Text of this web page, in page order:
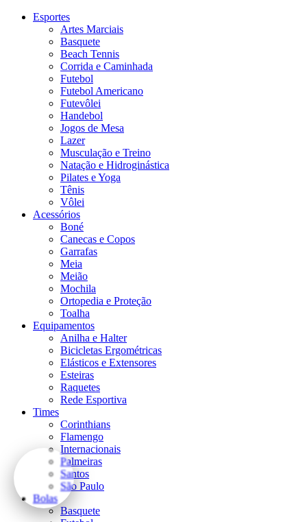
Esportes
Artes Marciais
Basquete
Beach Tennis
Corrida e Caminhada
Futebol
Futebol Americano
Futevôlei
Handebol
Jogos de Mesa
Lazer
Musculação e Treino
Natação e Hidroginástica
Pilates e Yoga
Tênis
Vôlei
Acessórios
Boné
Canecas e Copos
Garrafas
Meia
Meião
Mochila
Ortopedia e Proteção
Toalha
Equipamentos
Anilha e Halter
Bicicletas Ergométricas
Elásticos e Extensores
Esteiras
Raquetes
Rede Esportiva
Times
Corinthians
Flamengo
Internacionais
Palmeiras
Santos
São Paulo
Bolas
Basquete